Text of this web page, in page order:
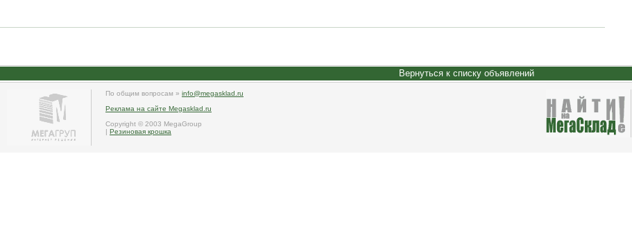
Вернуться к списку объявлений
По общим вопросам » info@megasklad.ru
Реклама на сайте Megasklad.ru
Copyright © 2003 MegaGroup
| Резиновая крошка